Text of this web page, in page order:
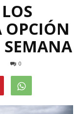
OPCIÓN
SEMANA
0